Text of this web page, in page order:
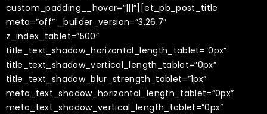
custom_padding__hover=”|||”][et_pb_post_title
meta=”off” _builder_version=”3.26.7″
z_index_tablet=”500″
title_text_shadow_horizontal_length_tablet=”0px”
title_text_shadow_vertical_length_tablet=”0px”
title_text_shadow_blur_strength_tablet=”1px”
meta_text_shadow_horizontal_length_tablet=”0px”
meta_text_shadow_vertical_length_tablet=”0px”